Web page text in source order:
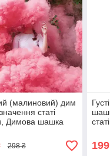
(малиновий) дим
статі
Димова шашка
60 сек.
298 ₴
60
199